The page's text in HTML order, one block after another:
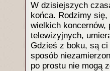
W dzisiejszych
końca. Rodzimy się,
wielkich koncernów,
telewizyjnych,
Gdzieś z boku, są
sposób
po prostu nie mogą